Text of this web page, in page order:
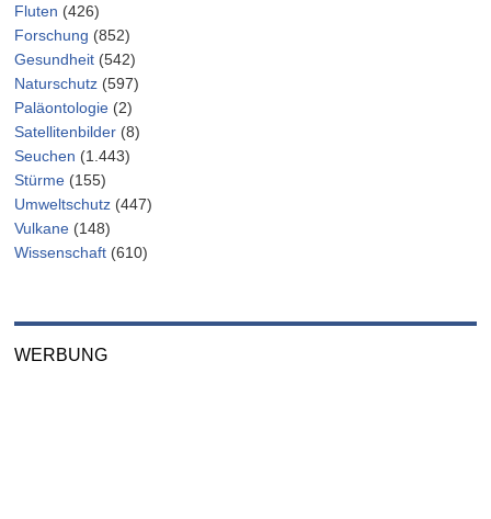
Fluten (426)
Forschung (852)
Gesundheit (542)
Naturschutz (597)
Paläontologie (2)
Satellitenbilder (8)
Seuchen (1.443)
Stürme (155)
Umweltschutz (447)
Vulkane (148)
Wissenschaft (610)
WERBUNG